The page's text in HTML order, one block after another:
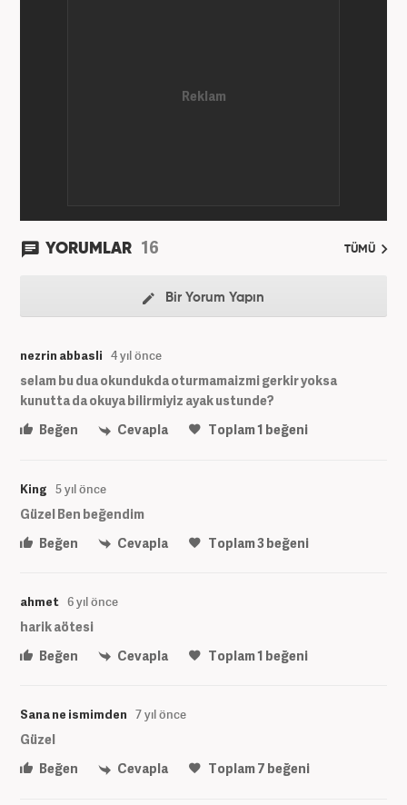
YORUMLAR 16 TÜMÜ
Bir Yorum Yapın
nezrin abbasli 4 yıl önce
selam bu dua okundukda oturmamaizmi gerkir yoksa
kunutta da okuya bilirmiyiz ayak ustunde?
Beğen
Cevapla Toplam1 beğeni
King 5 yıl önce
Güzel Ben beğendim
Beğen
Cevapla Toplam3beğeni
ahmet 6 yıl önce
harik aötesi
Beğen
Cevapla Toplam1 beğeni
Sana ne ismimden 7 yıl önce
Güzel
Beğen
Cevapla Toplam7 beğeni